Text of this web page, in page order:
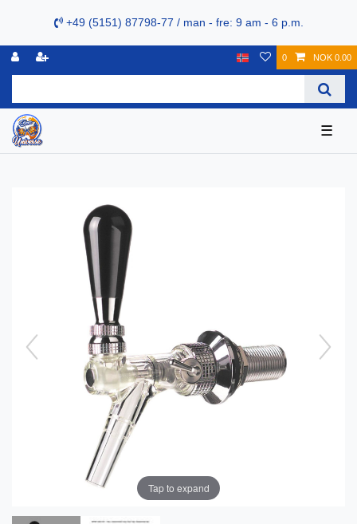
+49 (5151) 87798-77 / man - fre: 9 am - 6 p.m.
0 NOK 0.00
☰
Tap to expand